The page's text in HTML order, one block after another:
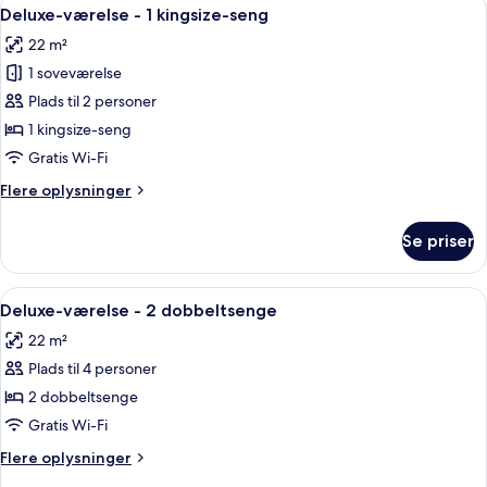
1
seng
alle
billeder
af
Deluxe-
værelse
-
kingsize-
6
Deluxe-værelse - 1 kingsize-seng
22 m²
1 soveværelse
Plads til 2 personer
1 kingsize-seng
Gratis Wi-Fi
Flere oplysninger
Flere
værelse
1
seng
Se priser
Indlæs
alle
billeder
af
Deluxe-
værelse
-
2
Et hotelværelse med to senge, et
5
Deluxe-værelse - 2 dobbeltsenge
22 m²
Plads til 4 personer
2 dobbeltsenge
Gratis Wi-Fi
Flere oplysninger
Flere